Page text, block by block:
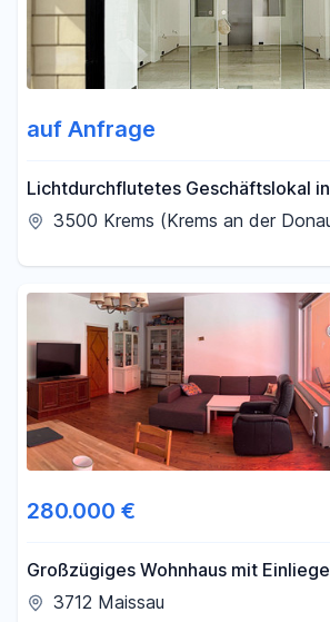
auf Anfrage
Lichtdurchflutetes Geschäftslokal
Seitenstraße der Kremser
3500 Krems (Krems an der
280.000 €
Großzügiges Wohnhaus mit
3712 Maissau